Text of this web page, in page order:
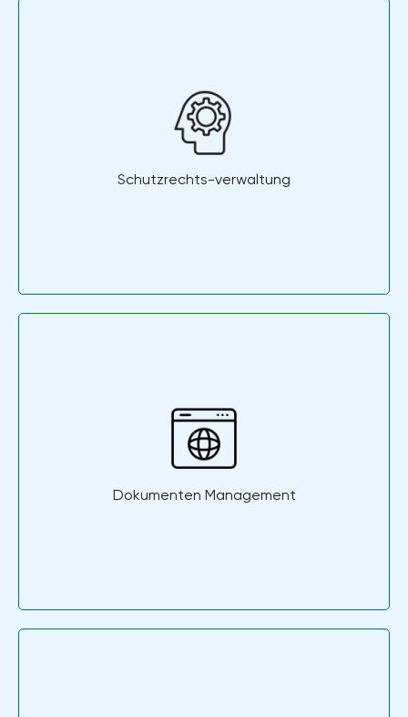
Schutzrechts-verwaltung
Dokumenten Management